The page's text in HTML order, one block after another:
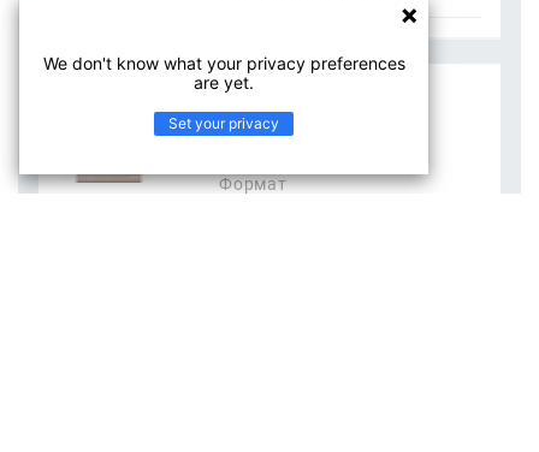
ADRIA NEW 07 DVD
ADRIA NEW
Формат
We don't know what your privacy preferences
are yet.
Set your privacy